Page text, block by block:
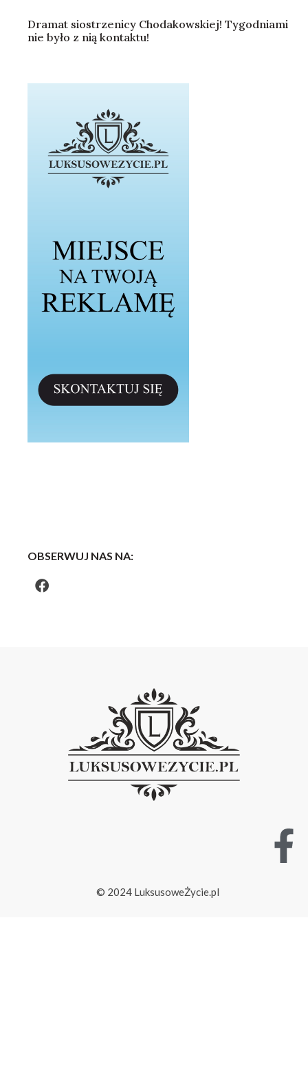
Dramat siostrzenicy Chodakowskiej! Tygodniami
nie było z nią kontaktu!
OBSERWUJ NAS NA:
© 2024 LuksusoweŻycie.pl